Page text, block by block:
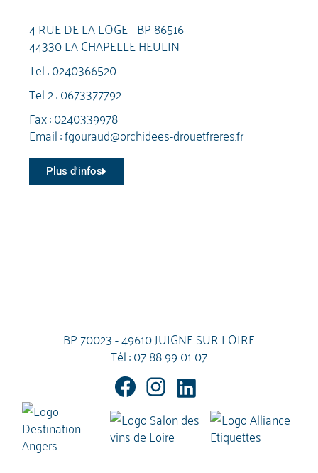
4 RUE DE LA LOGE - BP 86516
44330 LA CHAPELLE HEULIN
Tel :0240366520
Tel 2 :0673377792
Fax : 0240339978
Email :fgouraud@orchidees-drouetfreres.fr
Plus d'infos
BP 70023 - 49610 JUIGNE SUR LOIRE
Tél :07 88 99 01 07